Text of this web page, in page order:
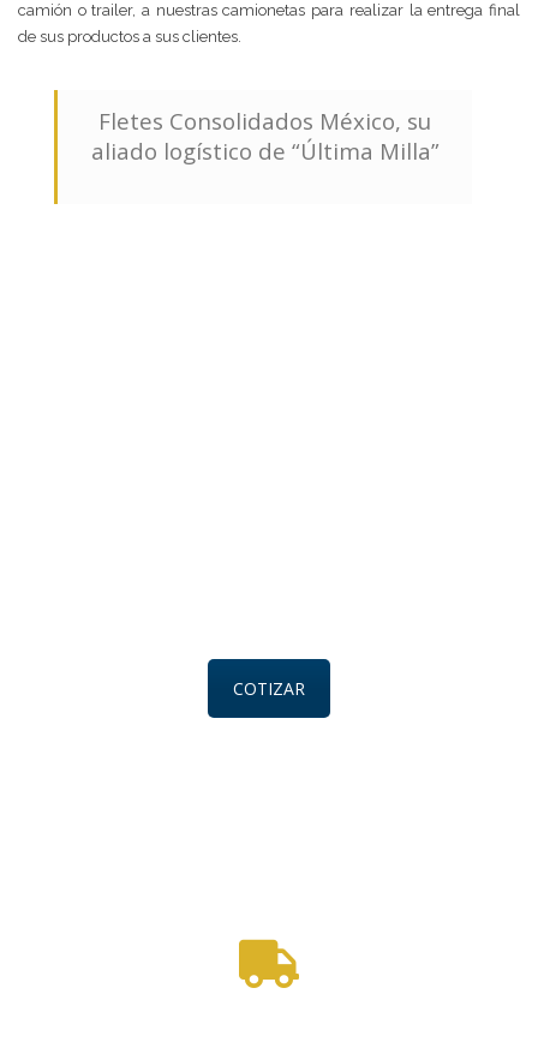
camión o trailer, a nuestras camionetas para realizar la entrega final
de sus productos a sus clientes.
Fletes Consolidados México, su
aliado logístico de “Última Milla”
COTIZAR